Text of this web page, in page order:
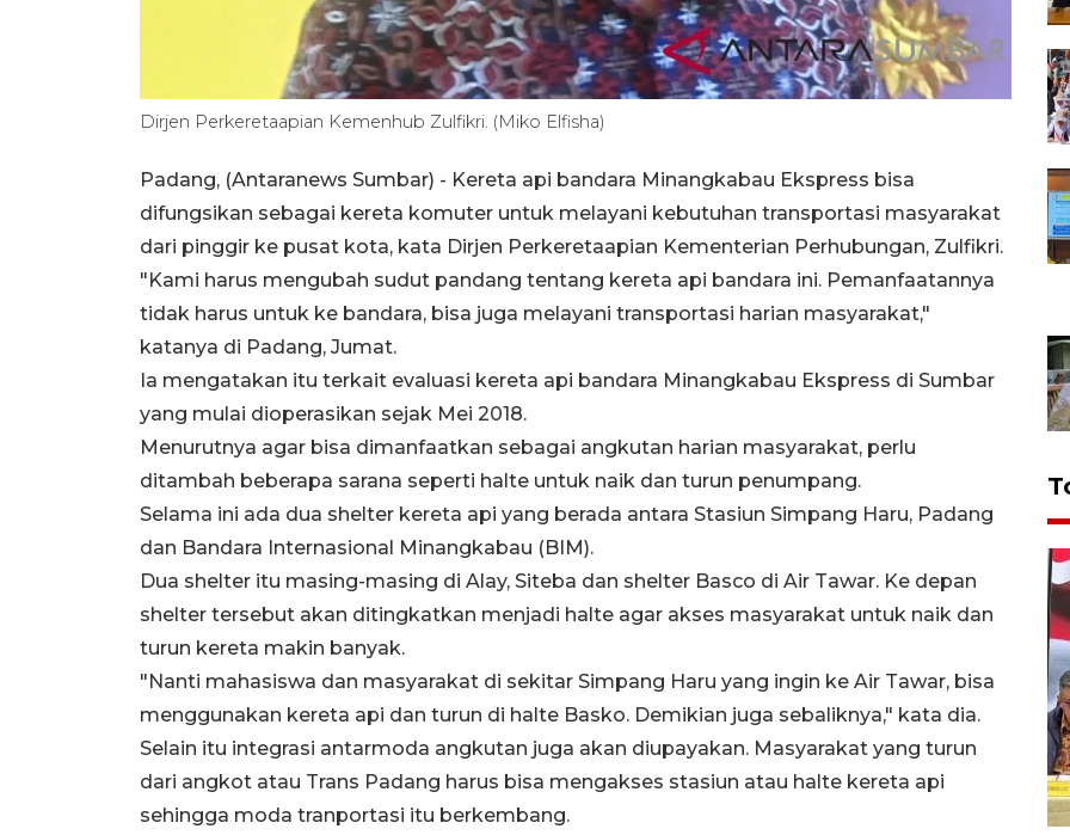
Dirjen Perkeretaapian Kemenhub Zulfikri. (Miko Elfisha)
Padang, (Antaranews Sumbar) - Kereta api bandara Minangkabau Ekspress bisa
difungsikan sebagai kereta komuter untuk melayani kebutuhan transportasi masyarakat
dari pinggir ke pusat kota, kata Dirjen Perkeretaapian Kementerian Perhubungan, Zulfikri.
"Kami harus mengubah sudut pandang tentang kereta api bandara ini. Pemanfaatannya
tidak harus untuk ke bandara, bisa juga melayani transportasi harian masyarakat,"
katanya di Padang, Jumat.
Ia mengatakan itu terkait evaluasi kereta api bandara Minangkabau Ekspress di Sumbar
yang mulai dioperasikan sejak Mei 2018.
Menurutnya agar bisa dimanfaatkan sebagai angkutan harian masyarakat, perlu
ditambah beberapa sarana seperti halte untuk naik dan turun penumpang.
Selama ini ada dua shelter kereta api yang berada antara Stasiun Simpang Haru, Padang
dan Bandara Internasional Minangkabau (BIM).
Dua shelter itu masing-masing di Alay, Siteba dan shelter Basco di Air Tawar. Ke depan
shelter tersebut akan ditingkatkan menjadi halte agar akses masyarakat untuk naik dan
turun kereta makin banyak.
"Nanti mahasiswa dan masyarakat di sekitar Simpang Haru yang ingin ke Air Tawar, bisa
menggunakan kereta api dan turun di halte Basko. Demikian juga sebaliknya," kata dia.
Selain itu integrasi antarmoda angkutan juga akan diupayakan. Masyarakat yang turun
dari angkot atau Trans Padang harus bisa mengakses stasiun atau halte kereta api
sehingga moda tranportasi itu berkembang.